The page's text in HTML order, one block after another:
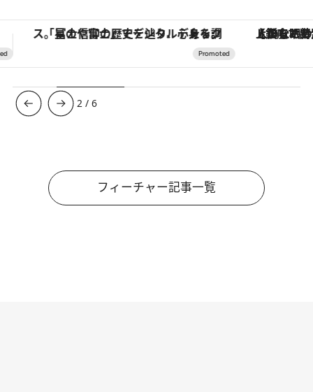
【銀座で出合う最旬美容】美髪ケアや上質な眠り…セルフケアのアップデートから、特別な名入れギフトまで。大人のための「ReFa GINZA」クルーズ 【夏限定ディナーコース】旬を
3 /6
フィーチャー記事一覧